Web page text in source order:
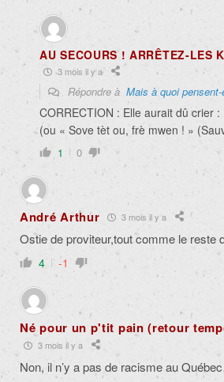
AU SECOURS ! ARRÊTEZ-LES
3 mois il y a
Répondre à Mais à quoi
CORRECTION : Elle aurait dû crier
(ou « Sove tèt ou, frè mwen ! »
1 0
André Arthur 3 mois il y a
Ostie de proviteur,tout comme le reste
4 -1
Né pour un p'tit pain (retour
3 mois il y a
Non, il n’y a pas de racisme au